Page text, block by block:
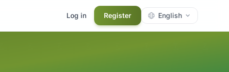
Log in Register English